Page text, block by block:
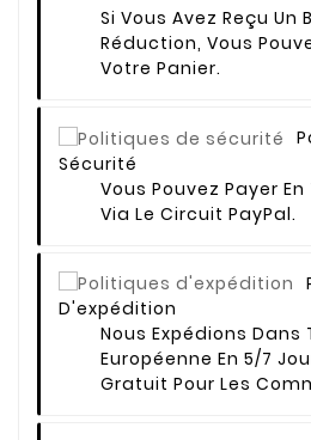
Si Vous Avez Reçu Un
Réduction, Vous
Votre Panier.
Sécurité
Vous Pouvez Payer
Via Le Circuit PayPal.
D'expédition
Nous Expédions Dans
Européenne En 5/7
Gratuit Pour Les